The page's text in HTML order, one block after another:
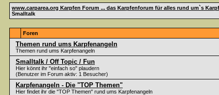
www.carparea.org Karpfen Forum ... das Karpfenforum für alles rund um`s
Smalltalk
Foren
Themen rund ums Karpfenangeln
Themen rund ums Karpfenangeln
Smalltalk / Off Topic / Fun
Hier könnt ihr "einfach so" plaudern
(Benutzer im Forum aktiv: 1 Besucher)
Karpfenangeln - Die "TOP Themen"
Hier findet ihr die "TOP Themen" rund ums Karpfenangeln